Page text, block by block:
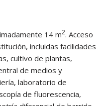
14 m2. Acceso
incluidas facilidades
cultivo de plantas,
de medios y
laboratorio de
de fluorescencia,